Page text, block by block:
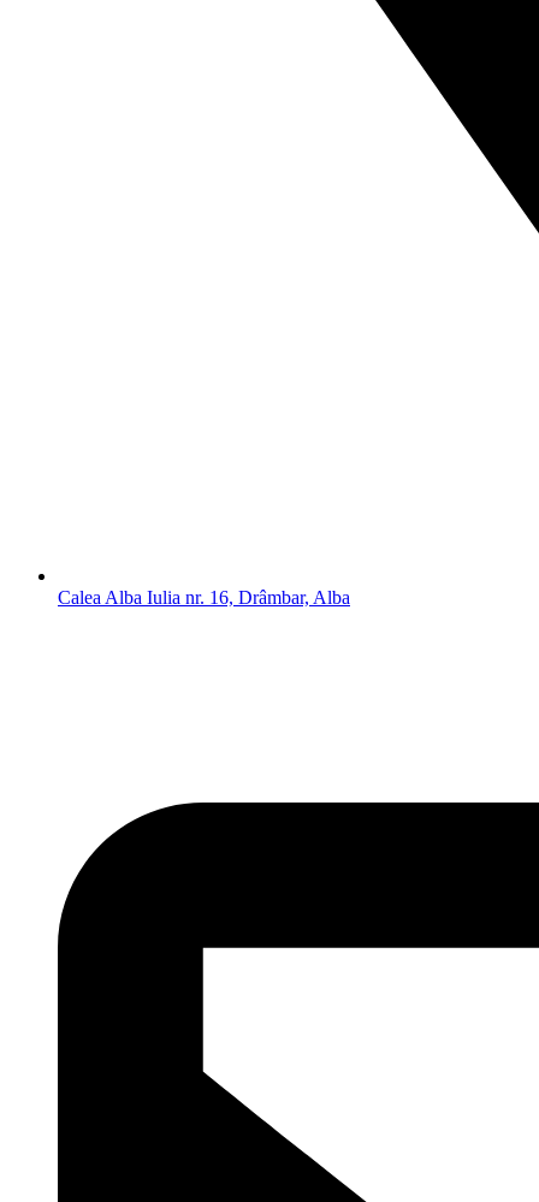
Calea Alba Iulia nr. 16, Drâmbar, Alba